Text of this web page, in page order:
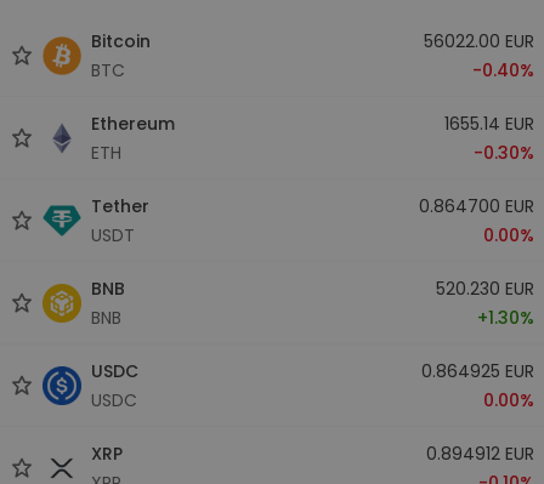
Bitcoin
BTC
56022.00 EUR
-0.40%
Ethereum
ETH
1655.14 EUR
-0.30%
Tether
USDT
0.864700 EUR
0.00%
BNB
BNB
520.230 EUR
+1.30%
USDC
USDC
0.864925 EUR
0.00%
XRP
0.894912 EUR